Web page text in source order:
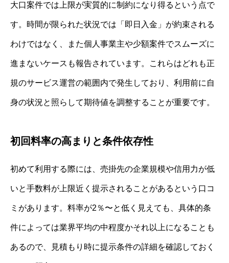
大口案件では上限が実質的に制約になり得るという点で
す。時間が限られた状況では「即日入金」が約束される
わけではなく、また個人事業主や少額案件でスムーズに
進まないケースも報告されています。これらはどれも正
規のサービス運営の範囲内で発生しており、利用前に自
身の状況と照らして期待値を調整することが重要です。
初回料率の高まりと条件依存性
初めて利用する際には、売掛先の企業規模や信用力が低
いと手数料が上限近く提示されることがあるという口コ
ミがあります。料率が2％〜と低く見えても、具体的条
件によっては業界平均の中程度かそれ以上になることも
あるので、見積もり時に提示条件の詳細を確認しておく